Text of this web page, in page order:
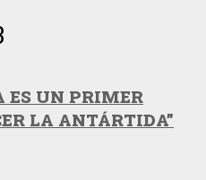
ES UN PRIMER
LA ANTÁRTIDA”